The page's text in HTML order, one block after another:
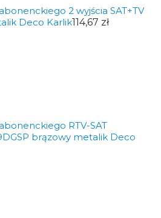
2 wyjścia SAT+TV
Deco Karlik114,67 zł
RTV-SAT
brązowy metalik Deco